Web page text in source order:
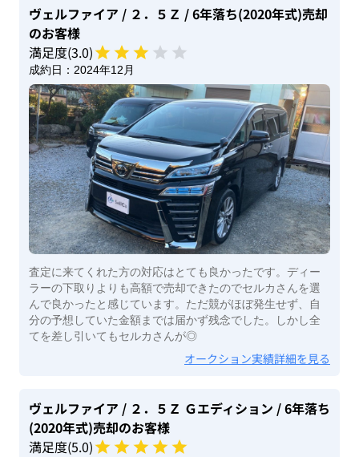
ヴェルファイア / ２．５Ｚ / 6年落ち(2020年式)売却
のお客様
満足度(3.0)
成約日： 2024年12月
査定に来てくれた方の対応はとても良かったです。ディー
ラーの下取りよりも高額で売却できたのでセルカさんを選
んで良かったと感じています。ただ競がほぼ発生せず、自
分の予想していた金額までは届かず残念でした。しかし全
てを差し引いてもセルカさんが◎
オークション実績詳細を見る
ヴェルファイア / ２．５Ｚ Ｇエディション / 6年落ち
(2020年式)売却のお客様
満足度(5.0)